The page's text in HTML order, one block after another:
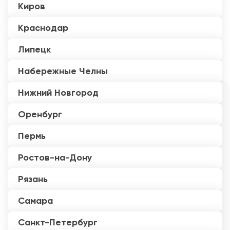
Киров
Краснодар
Липецк
Набережные Челны
Нижний Новгород
Оренбург
Пермь
Ростов-на-Дону
Рязань
Самара
Санкт-Петербург